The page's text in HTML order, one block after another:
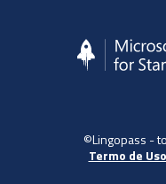
©Lingopass -
Termo de Uso